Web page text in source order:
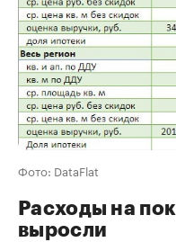
Фото: DataFlat
Расходы на
выросли